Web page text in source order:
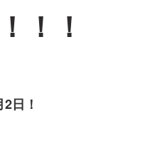
！！
2日！